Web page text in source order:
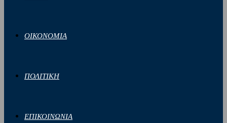
ΟΙΚΟΝΟΜΙΑ
ΠΟΛΙΤΙΚΗ
ΕΠΙΚΟΙΝΩΝΙΑ